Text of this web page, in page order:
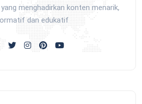
menghadirkan konten menarik,
dan edukatif